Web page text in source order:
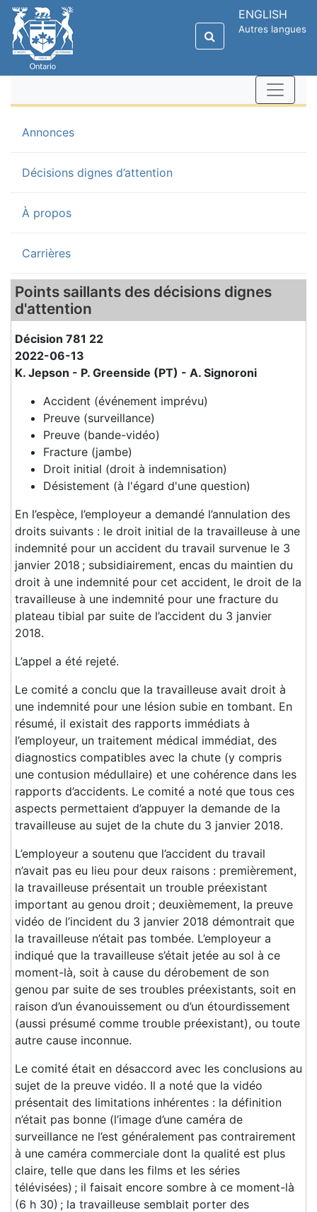
ENGLISH
Autres langues
Annonces(current)
Décisions dignes d’attention
À propos
Carrières
Points saillants des décisions dignes
d'attention
Décision 781 22
2022-06-13
K. Jepson - P. Greenside (PT) - A. Signoroni
Accident (événement imprévu)
Preuve (surveillance)
Preuve (bande-vidéo)
Fracture (jambe)
Droit initial (droit à indemnisation)
Désistement (à l'égard d'une question)
En l’espèce, l’employeur a demandé l’annulation des
droits suivants : le droit initial de la travailleuse à une
indemnité pour un accident du travail survenue le 3
janvier 2018 ; subsidiairement, encas du maintien du
droit à une indemnité pour cet accident, le droit de la
travailleuse à une indemnité pour une fracture du
plateau tibial par suite de l’accident du 3 janvier
2018.
L’appel a été rejeté.
Le comité a conclu que la travailleuse avait droit à
une indemnité pour une lésion subie en tombant. En
résumé, il existait des rapports immédiats à
l’employeur, un traitement médical immédiat, des
diagnostics compatibles avec la chute (y compris
une contusion médullaire) et une cohérence dans les
rapports d’accidents. Le comité a noté que tous ces
aspects permettaient d’appuyer la demande de la
travailleuse au sujet de la chute du 3 janvier 2018.
L’employeur a soutenu que l’accident du travail
n’avait pas eu lieu pour deux raisons : premièrement,
la travailleuse présentait un trouble préexistant
important au genou droit ; deuxièmement, la preuve
vidéo de l’incident du 3 janvier 2018 démontrait que
la travailleuse n’était pas tombée. L’employeur a
indiqué que la travailleuse s’était jetée au sol à ce
moment-là, soit à cause du dérobement de son
genou par suite de ses troubles préexistants, soit en
raison d’un évanouissement ou d’un étourdissement
(aussi présumé comme trouble préexistant), ou toute
autre cause inconnue.
Le comité était en désaccord avec les conclusions au
sujet de la preuve vidéo. Il a noté que la vidéo
présentait des limitations inhérentes : la définition
n’était pas bonne (l’image d’une caméra de
surveillance ne l’est généralement pas contrairement
à une caméra commerciale dont la qualité est plus
claire, telle que dans les films et les séries
télévisées) ; il faisait encore sombre à ce moment-là
(6 h 30) ; la travailleuse semblait porter des